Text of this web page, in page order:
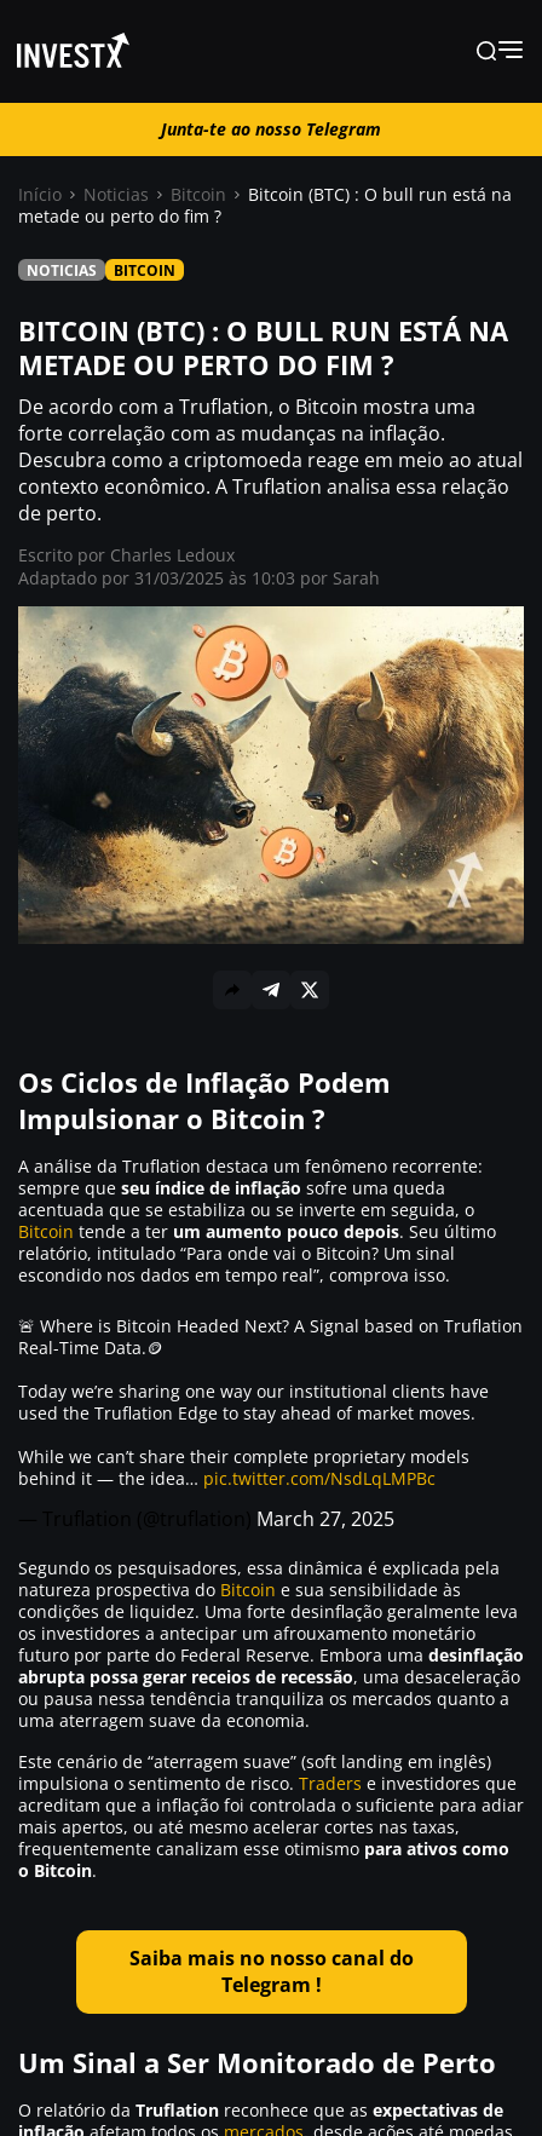
Junta-te ao nosso Telegram
Guias
Trading
Onde comprar ?
Junta-te ao nosso Telegram
Início Noticias Bitcoin
Bitcoin (BTC) : O bull run está na
metade ou perto do fim ?
NOTICIAS BITCOIN
BITCOIN (BTC) : O BULL RUN ESTÁ NA
METADE OU PERTO DO FIM ?
De acordo com a Truflation, o Bitcoin mostra uma
forte correlação com as mudanças na inflação.
Descubra como a criptomoeda reage em meio ao atual
contexto econômico. A Truflation analisa essa relação
de perto.
Escrito por Charles Ledoux
Adaptado por 31/03/2025 às 10:03 por Sarah
Os Ciclos de Inflação Podem
Impulsionar o Bitcoin ?
A análise da Truflation destaca um fenômeno recorrente:
sempre que seu índice de inflação sofre uma queda
acentuada que se estabiliza ou se inverte em seguida, o
Bitcoin tende a ter um aumento pouco depois. Seu último
relatório, intitulado “Para onde vai o Bitcoin? Um sinal
escondido nos dados em tempo real”, comprova isso.
🚨 Where is Bitcoin Headed Next? A Signal based on Truflation
Real-Time Data.🪙
Today we’re sharing one way our institutional clients have
used the Truflation Edge to stay ahead of market moves.
While we can’t share their complete proprietary models
behind it — the idea… pic.twitter.com/NsdLqLMPBc
March 27, 2025
Segundo os pesquisadores, essa dinâmica é explicada pela
natureza prospectiva do Bitcoin e sua sensibilidade às
condições de liquidez. Uma forte desinflação geralmente leva
os investidores a antecipar um afrouxamento monetário
futuro por parte do Federal Reserve. Embora uma desinflação
abrupta possa gerar receios de recessão, uma desaceleração
ou pausa nessa tendência tranquiliza os mercados quanto a
uma aterragem suave da economia.
Este cenário de “aterragem suave” (soft landing em inglês)
impulsiona o sentimento de risco. Traders e investidores que
acreditam que a inflação foi controlada o suficiente para adiar
mais apertos, ou até mesmo acelerar cortes nas taxas,
frequentemente canalizam esse otimismo para ativos como
o Bitcoin.
Saiba mais no nosso canal do
Telegram !
Um Sinal a Ser Monitorado de Perto
O relatório da Truflation reconhece que as expectativas de